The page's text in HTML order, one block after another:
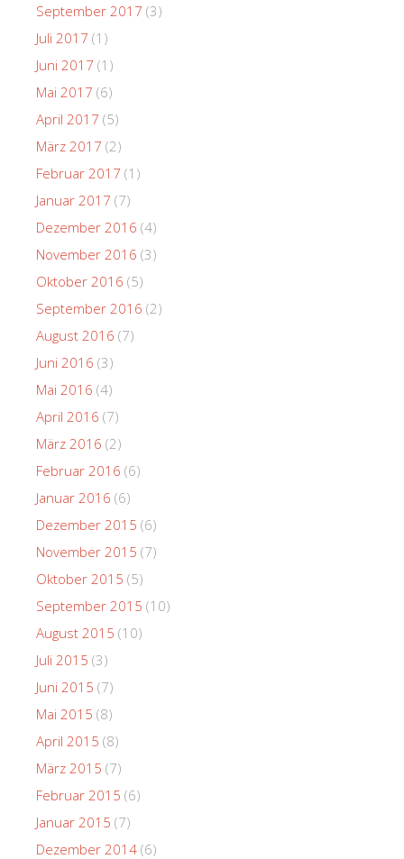
September 2017 (3)
Juli 2017 (1)
Juni 2017 (1)
Mai 2017 (6)
April 2017 (5)
März 2017 (2)
Februar 2017 (1)
Januar 2017 (7)
Dezember 2016 (4)
November 2016 (3)
Oktober 2016 (5)
September 2016 (2)
August 2016 (7)
Juni 2016 (3)
Mai 2016 (4)
April 2016 (7)
März 2016 (2)
Februar 2016 (6)
Januar 2016 (6)
Dezember 2015 (6)
November 2015 (7)
Oktober 2015 (5)
September 2015 (10)
August 2015 (10)
Juli 2015 (3)
Juni 2015 (7)
Mai 2015 (8)
April 2015 (8)
März 2015 (7)
Februar 2015 (6)
Januar 2015 (7)
Dezember 2014 (6)